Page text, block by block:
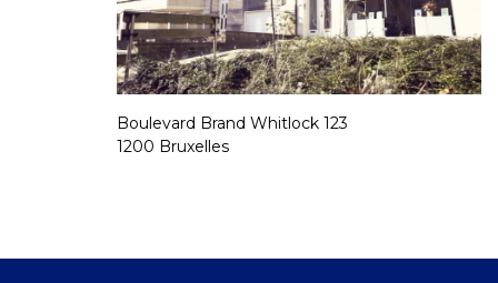
Boulevard Brand Whitlock 123
1200 Bruxelles